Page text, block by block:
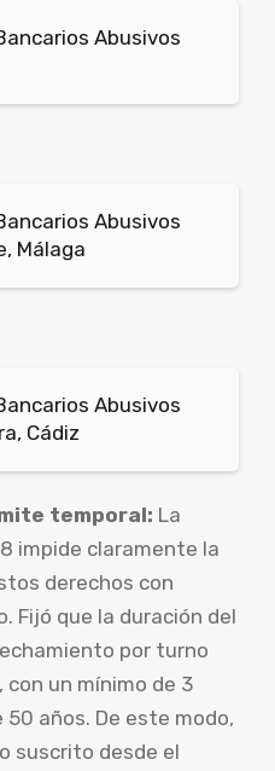
Abusivos
Abusivos
Málaga
Abusivos
Cádiz
temporal: La
impide claramente la
derechos con
Fijó que la duración del
por turno
un mínimo de 3
años. De este modo,
suscrito desde el